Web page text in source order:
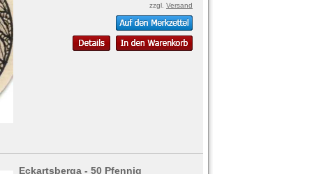
zzgl. Versand
Eckartsberga - 50 Pfennig